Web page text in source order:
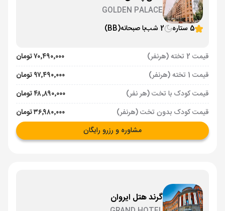
GOLDEN PALACE
5 ستاره
2 شب با صبحانه(BB)
قیمت 2 تخته (هرنفر)
۷۰٬۴۹۰٬۰۰۰ تومان
قیمت 1 تخته (هرنفر)
۹۷٬۴۹۰٬۰۰۰ تومان
قیمت کودک با تخت (هر نفر)
۴۸٬۸۹۰٬۰۰۰ تومان
قیمت کودک بدون تخت (هرنفر)
۳۶٬۹۸۰٬۰۰۰ تومان
مشاوره و رزرو رایگان
گرند هتل ایروان